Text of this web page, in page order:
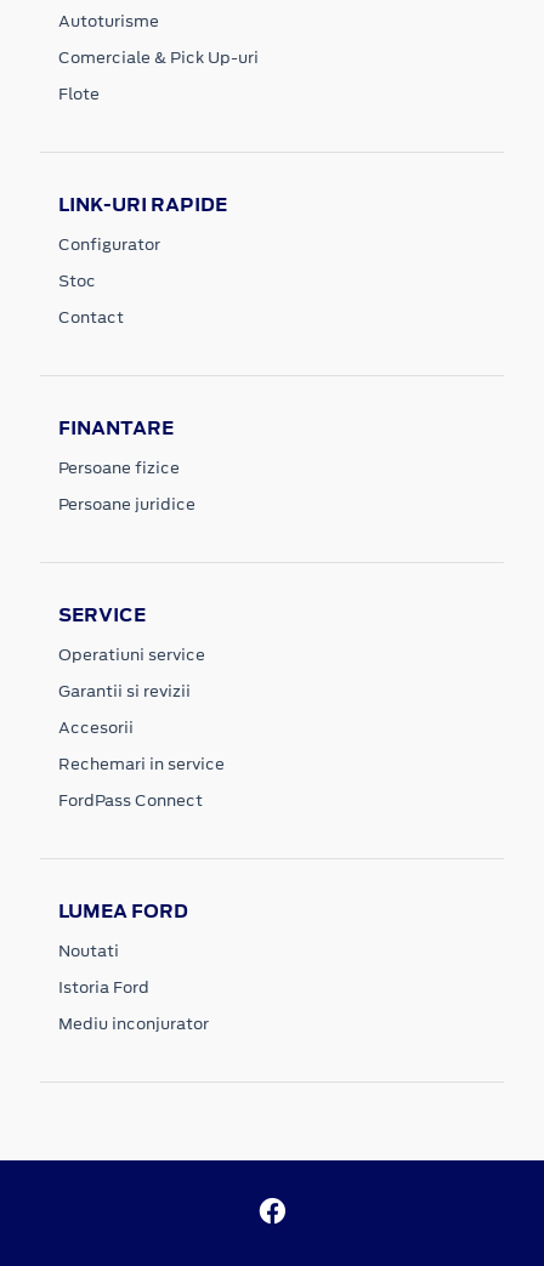
Autoturisme
Comerciale & Pick Up-uri
Flote
LINK-URI RAPIDE
Configurator
Stoc
Contact
FINANTARE
Persoane fizice
Persoane juridice
SERVICE
Operatiuni service
Garantii si revizii
Accesorii
Rechemari in service
FordPass Connect
LUMEA FORD
Noutati
Istoria Ford
Mediu inconjurator